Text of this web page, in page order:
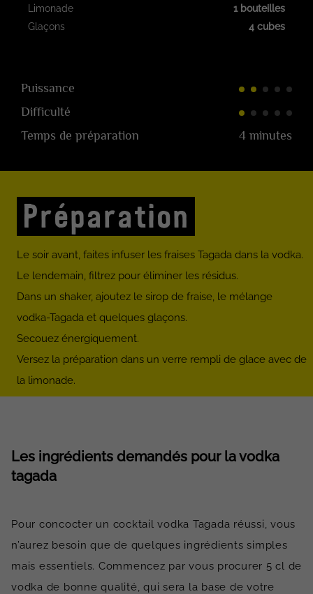
Limonade
1 bouteilles
Glaçons
4 cubes
Puissance
Difficulté
Temps de préparation
4 minutes
Préparation
Le soir avant, faites infuser les fraises Tagada dans la vodka.
Le lendemain, filtrez pour éliminer les résidus.
Dans un shaker, ajoutez le sirop de fraise, le mélange
vodka-Tagada et quelques glaçons.
Secouez énergiquement.
Versez la préparation dans un verre rempli de glace avec de
la limonade.
Les ingrédients demandés pour la vodka
tagada
Pour concocter un cocktail vodka Tagada réussi, vous
n’aurez besoin que de quelques ingrédients simples
mais essentiels. Commencez par vous procurer 5 cl de
vodka de bonne qualité, qui sera la base de votre